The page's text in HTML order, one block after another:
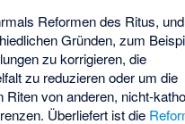
Reformen des Ritus,
Gründen, zum
zu korrigieren, die
zu reduzieren oder um die
Riten von anderen, nicht-
Überliefert ist die